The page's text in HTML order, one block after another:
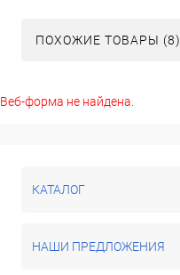
ПОХОЖИЕ ТОВАРЫ (8)
Веб-форма не найдена.
КАТАЛОГ
НАШИ ПРЕДЛОЖЕНИЯ